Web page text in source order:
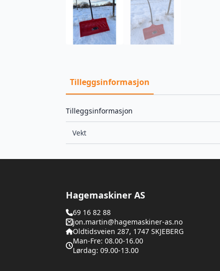
Tilleggsinformasjon
Tilleggsinformasjon
Vekt
Hagemaskiner AS
69 16 82 88
jon.martin@hagemaskiner-as.no
Oldtidsveien 287, 1747 SKJEBERG
Man-Fre: 08.00-16.00
Lørdag: 09.00-13.00